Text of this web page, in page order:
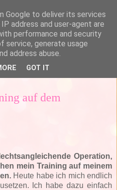
auf dem
Operation,
mein Training auf meinem
Heute habe ich mich endlich
Ich habe dazu einfach
Google to deliver its services
address and user-agent are
performance and security
service, generate usage
address abuse.
GOT IT